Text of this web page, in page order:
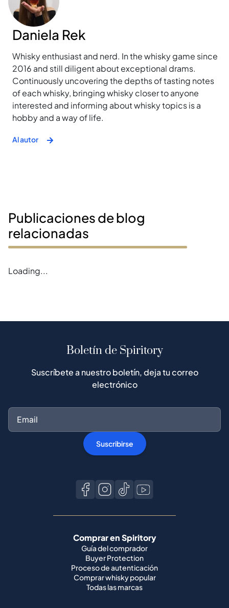
Daniela Rek
Whisky enthusiast and nerd. In the whisky game since
2016 and still diligent about exceptional drams.
Continuously uncovering the depths of tasting notes
of each whisky, bringing whisky closer to anyone
interested and informing about whisky topics is a
hobby and a way of life.
Al autor
Publicaciones de blog
relacionadas
Error loading blogs
Boletín de Spiritory
Suscríbete a nuestro boletín, deja tu correo
electrónico
Suscribirse
Comprar en Spiritory
Guía del comprador
Buyer Protection
Proceso de autenticación
Comprar whisky popular
Todas las marcas